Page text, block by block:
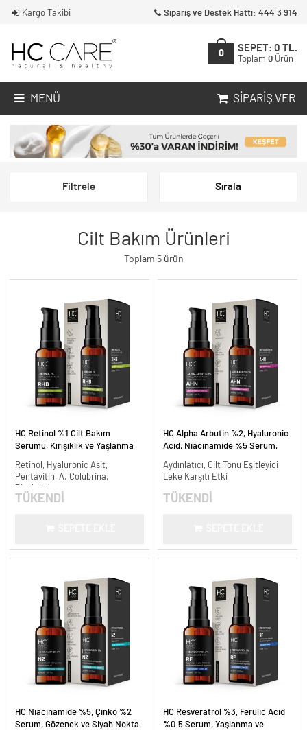
Kargo Takibi Sipariş ve Destek Hattı: 444 3 914
0
SEPET: 0 TL.
Toplam 0 Ürün
MENÜ SIPARIŞ VER
Filtrele Sırala
Cilt Bakım Ürünleri
Toplam 5 ürün
HC Retinol %1 Cilt Bakım
Serumu, Kırışıklık ve Yaşlanma
Retinol, Hyaluronic Asit,
Pentavitin, A. Colubrina,
Bisabolol
TÜKENDİ
HC Alpha Arbutin %2, Hyaluronic
Acid, Niacinamide %5 Serum,
ml.
Aydınlatıcı, Cilt Tonu Eşitleyici
Leke Karşıtı Etki
TÜKENDİ
HC Niacinamide %5, Çinko %2
Serum, Gözenek ve Siyah Nokta
HC Resveratrol %3, Ferulic Acid
%0.5 Serum, Yaşlanma ve